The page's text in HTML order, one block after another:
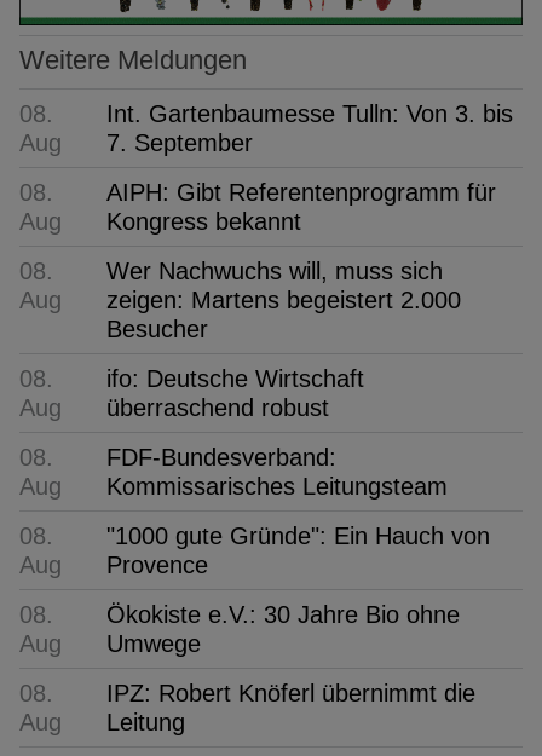
Weitere Meldungen
08.
Aug
Int. Gartenbaumesse Tulln: Von 3. bis
7. September
08.
Aug
AIPH: Gibt Referentenprogramm für
Kongress bekannt
08.
Aug
Wer Nachwuchs will, muss sich
zeigen: Martens begeistert 2.000
Besucher
08.
Aug
ifo: Deutsche Wirtschaft
überraschend robust
08.
Aug
FDF-Bundesverband:
Kommissarisches Leitungsteam
08.
Aug
"1000 gute Gründe": Ein Hauch von
Provence
08.
Aug
Ökokiste e.V.: 30 Jahre Bio ohne
Umwege
08.
Aug
IPZ: Robert Knöferl übernimmt die
Leitung